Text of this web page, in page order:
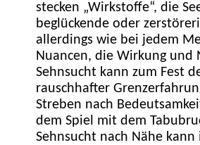
stecken „Wirkstoffe“, die
beglückende oder
allerdings wie bei jedem
Nuancen, die Wirkung und
Sehnsucht kann zum Fest
rauschhafter
Streben nach
dem Spiel mit dem
Sehnsucht nach Nähe